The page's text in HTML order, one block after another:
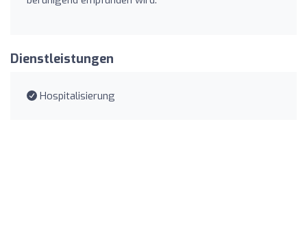
Dienstleistungen
Hospitalisierung